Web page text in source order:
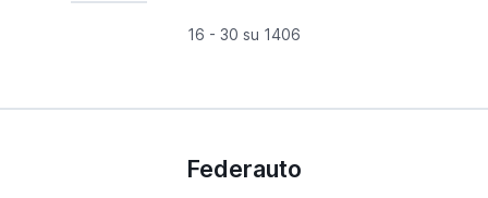
16 - 30 su 1406
Federauto